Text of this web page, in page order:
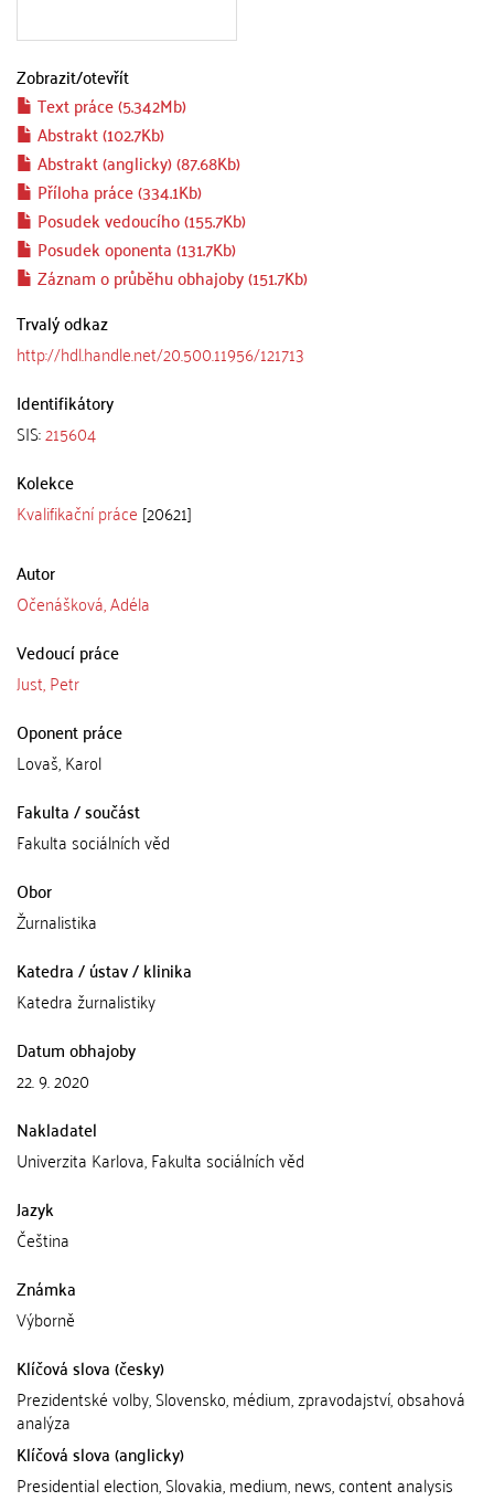
Zobrazit/otevřít
Text práce (5.342Mb)
Abstrakt (102.7Kb)
Abstrakt (anglicky) (87.68Kb)
Příloha práce (334.1Kb)
Posudek vedoucího (155.7Kb)
Posudek oponenta (131.7Kb)
Záznam o průběhu obhajoby (151.7Kb)
Trvalý odkaz
http://hdl.handle.net/20.500.11956/121713
Identifikátory
SIS:215604
Kolekce
Kvalifikační práce [20621]
Autor
Očenášková, Adéla
Vedoucí práce
Just, Petr
Oponent práce
Lovaš, Karol
Fakulta / součást
Fakulta sociálních věd
Obor
Žurnalistika
Katedra / ústav / klinika
Katedra žurnalistiky
Datum obhajoby
22. 9. 2020
Nakladatel
Univerzita Karlova, Fakulta sociálních věd
Jazyk
Čeština
Známka
Výborně
Klíčová slova (česky)
Prezidentské volby, Slovensko, médium, zpravodajství, obsahová
analýza
Klíčová slova (anglicky)
Presidential election, Slovakia, medium, news, content analysis